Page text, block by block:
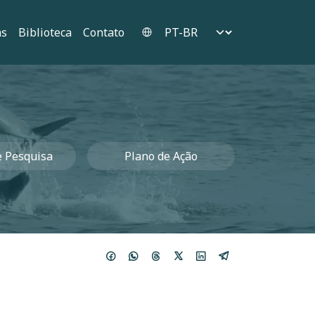
Biblioteca Contato Select your language
Pesquisa Plano de Ação